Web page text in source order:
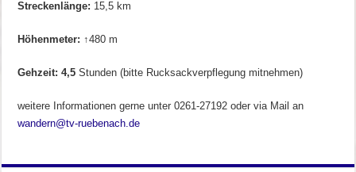
Streckenlänge: 15,5 km
Höhenmeter: ↑480 m
Gehzeit: 4,5 Stunden (bitte Rucksackverpflegung mitnehmen)
weitere Informationen gerne unter 0261-27192 oder via Mail an
wandern@tv-ruebenach.de